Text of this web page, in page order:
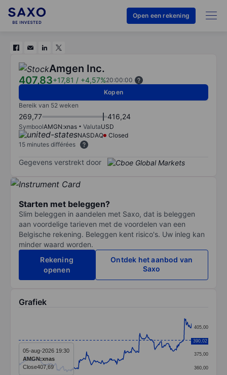
Open een rekening
Amgen Inc.
407,83+17,81 / +4,57%20:00:00
Kopen
Bereik van 52 weken
269,77 416,24
SymboolAMGN:xnas ValutaUSD
NASDAQ
Closed
15 minutes différées
Gegevens verstrekt door
Starten met beleggen?
Slim beleggen in aandelen met Saxo, dat is beleggen
aan voordelige tarieven met de voordelen van een
Belgische rekening. Beleggen kent risico's. Uw inleg kan
minder waard worden.
Rekening
openen
Ontdek het aanbod van
Saxo
Grafiek
Line chart with 299 data points.
The chart has 1 X axis displaying categories.
The chart has 1 Y axis displaying values. Data ranges
360,00
375,00
390,00
405,00
390,02
05-aug-2026 19:30
AMGN:xnas
Close407,69